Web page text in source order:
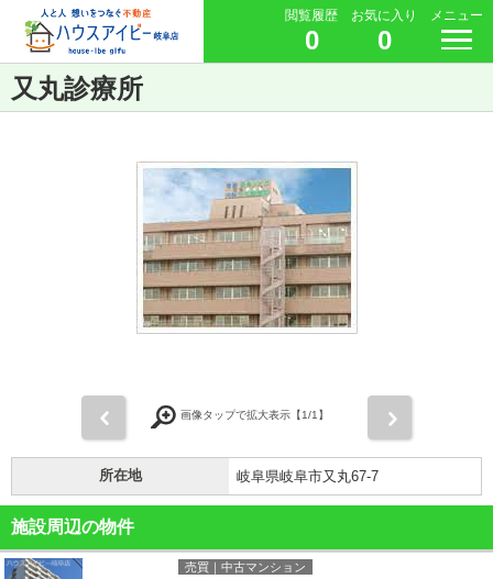
閲覧履歴
0
お気に入り
0
メニュー
又丸診療所
画像タップで拡大表示【1/1】
所在地 岐阜県岐阜市又丸67-7
施設周辺の物件
売買｜中古マンション